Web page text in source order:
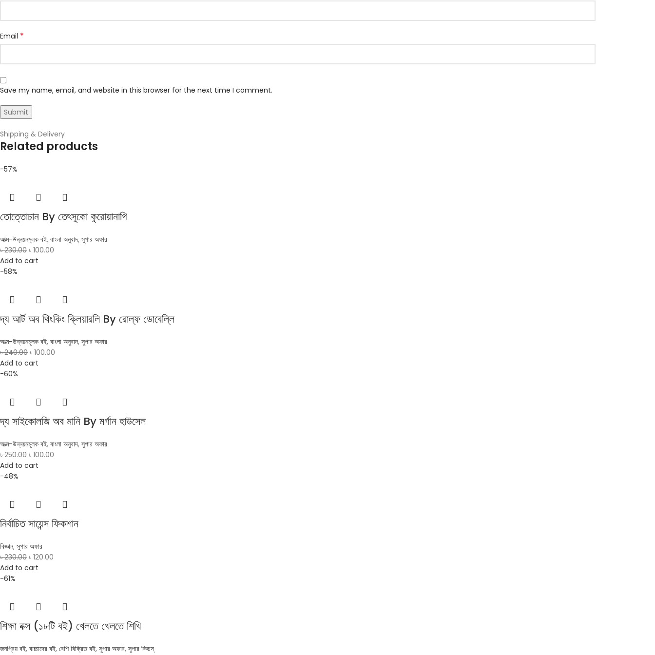
Email *
Save my name, email, and website in this browser for the next time I comment.
Shipping & Delivery
Related products
-57%
তোত্তোচান By তেৎসুকো কুরোয়ানাগি
আত্ম-উন্নয়নমূলক বই, বাংলা অনুবাদ, সুপার অফার
৳230.00 ৳ 100.00
Add to cart
-58%
দ্য আর্ট অব থিংকিং ক্লিয়ারলি By রোল্‌ফ ডোবেল্লি
আত্ম-উন্নয়নমূলক বই, বাংলা অনুবাদ, সুপার অফার
৳240.00 ৳ 100.00
Add to cart
-60%
দ্য সাইকোলজি অব মানি By মর্গান হাউসেল
আত্ম-উন্নয়নমূলক বই, বাংলা অনুবাদ, সুপার অফার
৳250.00 ৳ 100.00
Add to cart
-48%
নির্বাচিত সায়েন্স ফিকশান
বিজ্ঞান, সুপার অফার
৳230.00 ৳ 120.00
Add to cart
-61%
শিক্ষা বক্স (১৮টি বই) খেলতে খেলতে শিখি
জনপ্রিয় বই, বাচ্চাদের বই, বেশি বিক্রিত বই, সুপার অফার, সুপার কিডস্